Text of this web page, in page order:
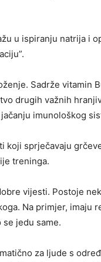
u ispiranju natrija i
Sadrže vitamin
drugih važnih
imunološkog
koji sprječavaju
treninga.
vijesti. Postoje
Na primjer, imaju
jedu same.
za ljude s